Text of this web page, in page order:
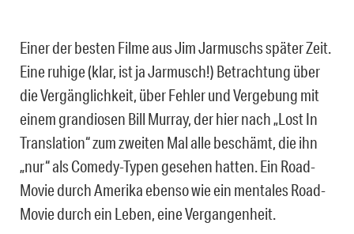
Einer der besten Filme aus Jim Jarmuschs später Zeit.
Eine ruhige (klar, ist ja Jarmusch!) Betrachtung über
die Vergänglichkeit, über Fehler und Vergebung mit
einem grandiosen Bill Murray, der hier nach „Lost In
Translation“ zum zweiten Mal alle beschämt, die ihn
„nur“ als Comedy-Typen gesehen hatten. Ein Road-
Movie durch Amerika ebenso wie ein mentales Road-
Movie durch ein Leben, eine Vergangenheit.